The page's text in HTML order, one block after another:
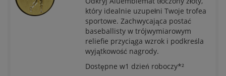
który idealnie uzupełni Twoje trofea
sportowe. Zachwycająca postać
baseballisty w trójwymiarowym
reliefie przyciąga wzrok i podkreśla
wyjątkowość nagrody.
Dostępne w1 dzień roboczy*²